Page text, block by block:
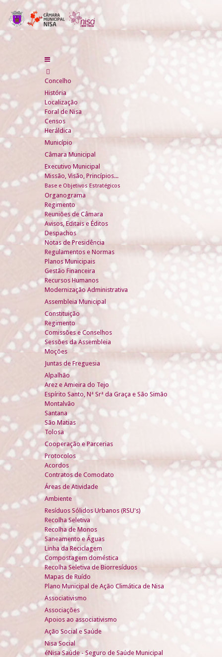
Concelho
História
Localização
Foral de Nisa
Censos
Heráldica
Município
Câmara Municipal
Executivo Municipal
Missão, Visão, Princípios...
Base e Objetivos Estratégicos
Organograma
Regimento
Reuniões de Câmara
Avisos, Editais e Éditos
Despachos
Notas de Presidência
Regulamentos e Normas
Planos Municipais
Gestão Financeira
Recursos Humanos
Modernização Administrativa
Assembleia Municipal
Constituição
Regimento
Comissões e Conselhos
Sessões da Assembleia
Moções
Juntas de Freguesia
Alpalhão
Arez e Amieira do Tejo
Espírito Santo, Nª Srª da Graça e São Simão
Montalvão
Santana
São Matias
Tolosa
Cooperação e Parcerias
Protocolos
Acordos
Contratos de Comodato
Áreas de Atividade
Ambiente
Resíduos Sólidos Urbanos (RSU's)
Recolha Seletiva
Recolha de Monos
Saneamento e Águas
Linha da Reciclagem
Compostagem doméstica
Recolha Seletiva de Biorresíduos
Mapas de Ruído
Plano Municipal de Ação Climática de Nisa
Associativismo
Associações
Apoios ao associativismo
Ação Social e Saúde
Nisa Social
éNisa Saúde - Seguro de Saúde Municipal